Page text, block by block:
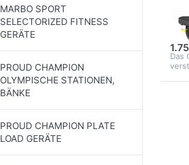
MARBO SPORT
SELECTORIZED FITNESS
GERÄTE
PROUD CHAMPION
OLYMPISCHE STATIONEN,
BÄNKE
PROUD CHAMPION PLATE
LOAD GERÄTE
Die
Das